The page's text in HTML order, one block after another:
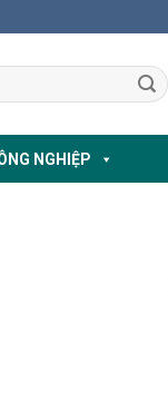
NGHIỆP